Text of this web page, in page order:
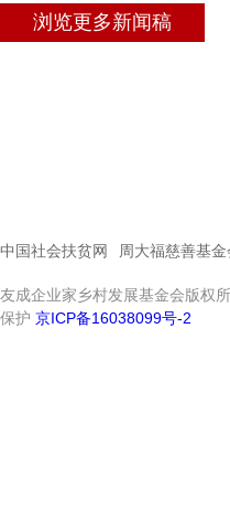
浏览更多新闻稿
中国社会扶贫网 周大福慈善基金
友成企业家乡村发展基金会版权
保护 京ICP备16038099号-2